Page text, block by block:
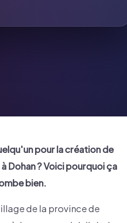
pour la création de
Dohan? Voici pourquoi ça
bien.
de la province de